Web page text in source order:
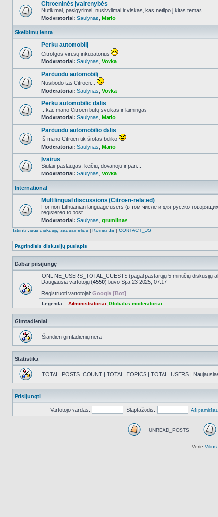
NO_UNREAD_POSTS
Citroeninės įvairenybės
Nutikimai, pasigyrimai, nusivylimai ir viskas, kas netilpo į kitas temas
Moderatoriai: Saulynas Mario
Skelbimų lenta
NO_UNREAD_POSTS
Perku automobilį
Citroligos virusų inkubatorius
Moderatoriai: Saulynas Vovka
NO_UNREAD_POSTS
Parduodu automobilį
Nusibodo tas Citroen...
Moderatoriai: Saulynas Vovka
NO_UNREAD_POSTS
Perku automobilio dalis
...kad mano Citroen būtų sveikas ir laimingas
Moderatoriai: Saulynas Mario
NO_UNREAD_POSTS
Parduodu automobilio dalis
Iš mano Citroen tik šrotas beliko
Moderatoriai: Saulynas Mario
NO_UNREAD_POSTS
Įvairūs
Siūlau paslaugas, keičiu, dovanoju ir pan...
Moderatoriai: Saulynas Vovka
International
NO_UNREAD_POSTS
Multilingual discussions (Citroen-related)
For non-Lithuanian language users (в том числе и для русско-
registered to post
Moderatoriai: Saulynas grumlinas
Ištrinti visus diskusijų sausainėlius | Komanda | CONTACT_US
Pagrindinis diskusijų puslapis
Dabar prisijungę
ONLINE_USERS_TOTAL_GUESTS (pagal pastarųjų 5 minučių diskusijų
Daugiausia vartotojų (4550) buvo Spa 23 2025, 07:17
Registruoti vartotojai: Google [Bot]
Legenda :: Administratoriai Globalūs moderatoriai
Gimtadieniai
Šiandien gimtadienių nėra
Statistika
TOTAL_POSTS_COUNT | TOTAL_TOPICS | TOTAL_USERS |
Prisijungti
Vartotojo vardas: Slaptažodis: Aš
UNREAD_POSTS
Vertė Vilius